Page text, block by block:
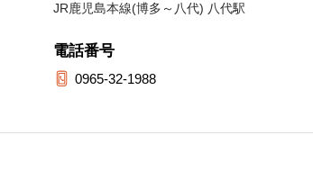
JR鹿児島本線(博多～八代) 八代駅
電話番号
0965-32-1988